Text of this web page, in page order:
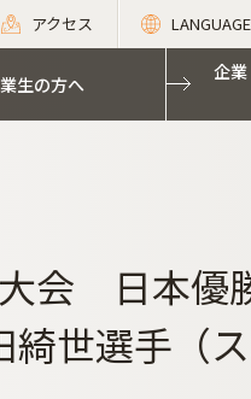
アクセス LANGUAGE
生の方へ
企業
大会 日本
綺世選手（